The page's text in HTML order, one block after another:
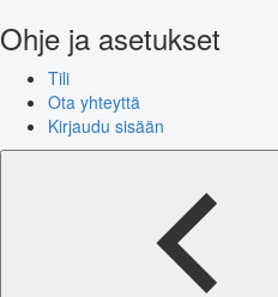
Ohje ja asetukset
Tili
Ota yhteyttä
Kirjaudu sisään